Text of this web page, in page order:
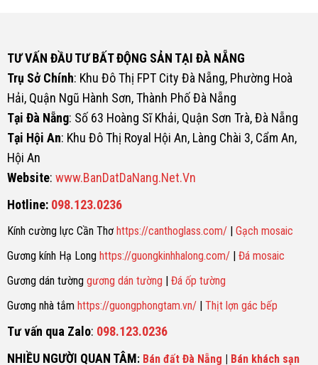
TƯ VẤN ĐẦU TƯ BẤT ĐỘNG SẢN TẠI ĐÀ NẴNG
Trụ Sở Chính: Khu Đô Thị FPT City Đà Nẵng, Phường Hoà
Hải, Quận Ngũ Hành Sơn, Thành Phố Đà Nẵng
Tại Đà Nẵng: Số 63 Hoàng Sĩ Khải, Quận Sơn Trà, Đà Nẵng
Tại Hội An: Khu Đô Thị Royal Hội An, Làng Chài 3, Cẩm An,
Hội An
Website: www.BanDatDaNang.Net.Vn
Hotline: 098.123.0236
Kính cường lực Cần Thơ https://canthoglass.com/| Gạch mosaic
Gương kính Hạ Long https://guongkinhhalong.com/| Đá mosaic
Gương dán tường gương dán tường
Đá ốp tường
Gương nhà tắm https://guongphongtam.vn/| Thịt lợn gác bếp
Tư vấn qua Zalo: 098.123.0236
NHIỀU NGƯỜI QUAN TÂM: Bán đất Đà Nẵng Bán khách sạn